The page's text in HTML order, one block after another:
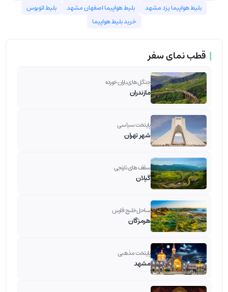
بلیط هواپیما یزد مشهد
بلیط هواپیما اصفهان مشهد
بلیط اتوبوس
خرید بلیط هواپیما
| قطب نمای سفر
جنگل های باران خورده
مازندران
پایتخت سیاسی
شهر تهران
سقف های نارنجی
گیلان
ساحل خلیج فارس
هرمزگان
پایتخت مذهبی
مشهد